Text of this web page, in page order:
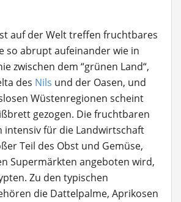
auf der Welt treffen fruchtbares
so abrupt aufeinander wie in
zwischen dem “grünen Land“,
des Nils und der Oasen, und
Wüstenregionen scheint
gezogen. Die fruchtbaren
intensiv für die Landwirtschaft
Teil des Obst und Gemüse,
Supermärkten angeboten wird,
Zu den typischen
die Dattelpalme, Aprikosen